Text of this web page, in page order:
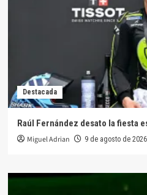
Destacada
Raúl Fernández desato la fiesta
Miguel Adrian 9 de agosto de 2026